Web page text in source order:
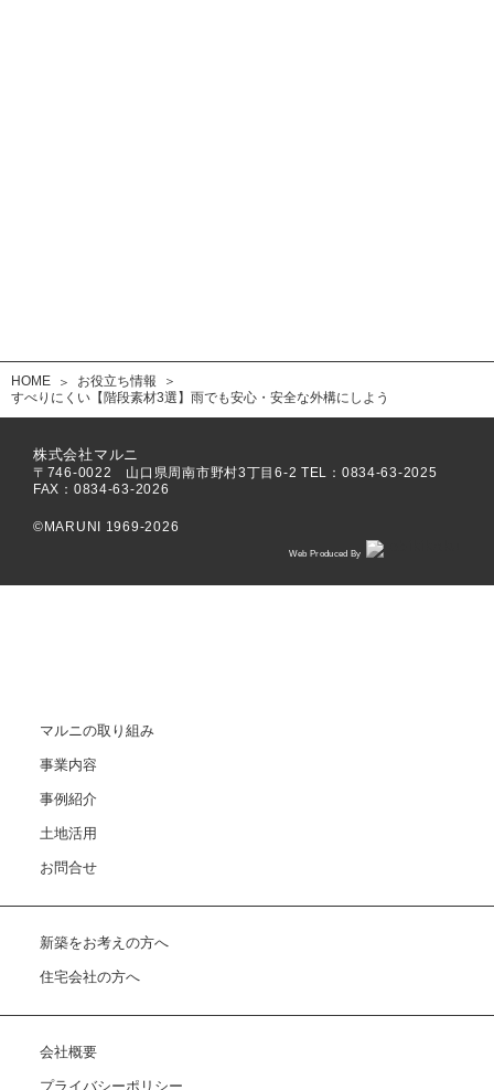
HOME
お役立ち情報
すべりにくい【階段素材3選】雨でも安心・安全な外構にしよう
株式会社マルニ
〒746-0022 山口県周南市野村3丁目6-2 TEL： 0834-63-2025
FAX：0834-63-2026
©️MARUNI 1969-2026
Web Produced By
マルニの取り組み
事業内容
事例紹介
土地活用
お問合せ
新築をお考えの方へ
住宅会社の方へ
会社概要
プライバシーポリシー